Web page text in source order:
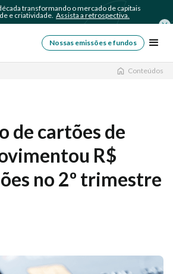
transformando o mercado de capitais
e criatividade. Assista a retrospectiva.
Nossas emissões e fundos
Conteúdos
de cartões de
R$
no 2º trimestre